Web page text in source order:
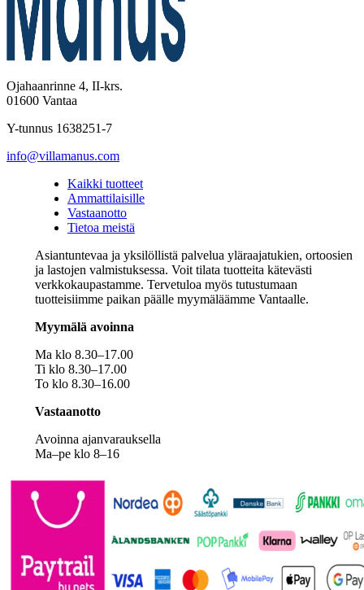
Ojahaanrinne 4, II-krs.
01600 Vantaa
Y-tunnus 1638251-7
info@villamanus.com
Kaikki tuotteet
Ammattilaisille
Vastaanotto
Tietoa meistä
Asiantuntevaa ja yksilöllistä palvelua yläraajatukien, ortoosien
ja lastojen valmistuksessa. Voit tilata tuotteita kätevästi
verkkokaupastamme. Tervetuloa myös tutustumaan
tuotteisiimme paikan päälle myymäläämme Vantaalle.
Myymälä avoinna
Ma klo 8.30–17.00
Ti klo 8.30–17.00
To klo 8.30–16.00
Vastaanotto
Avoinna ajanvarauksella
Ma–pe klo 8–16